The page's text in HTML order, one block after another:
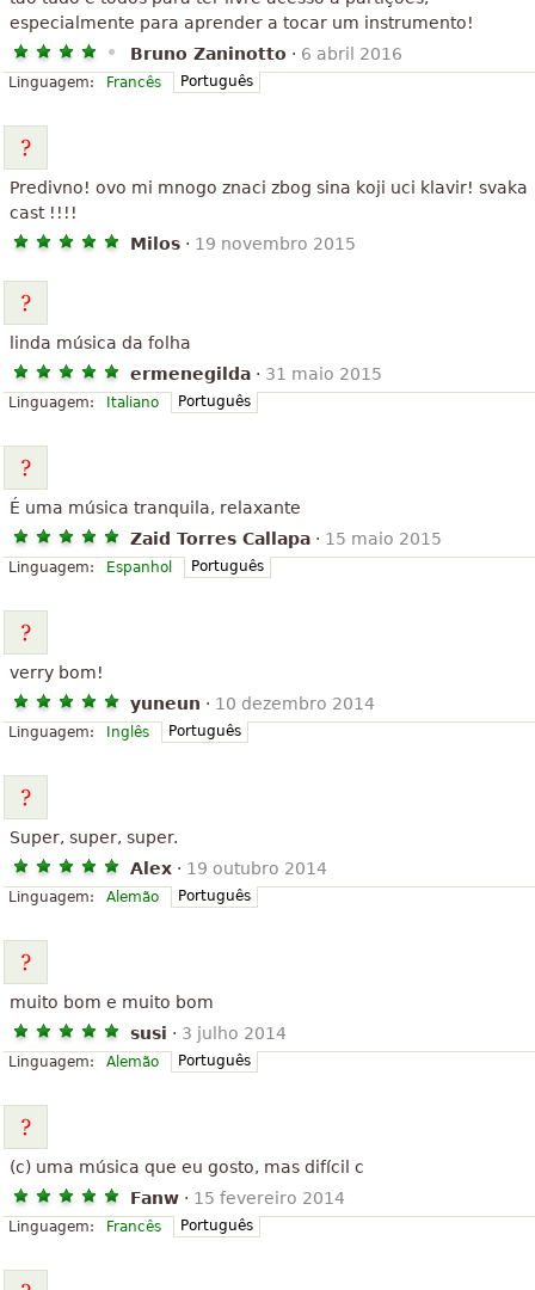
especialmente para aprender a tocar um instrumento!
Bruno Zaninotto · 6 abril 2016
Linguagem: Francês Português
Predivno! ovo mi mnogo znaci zbog sina koji uci klavir! svaka
cast !!!!
Milos · 19 novembro 2015
linda música da folha
ermenegilda · 31 maio 2015
Linguagem: Italiano Português
É uma música tranquila, relaxante
Zaid Torres Callapa · 15 maio 2015
Linguagem: Espanhol Português
verry bom!
yuneun · 10 dezembro 2014
Linguagem: Inglês Português
Super, super, super.
Alex · 19 outubro 2014
Linguagem: Alemão Português
muito bom e muito bom
susi · 3 julho 2014
Linguagem: Alemão Português
(c) uma música que eu gosto, mas difícil c
Fanw · 15 fevereiro 2014
Linguagem: Francês Português